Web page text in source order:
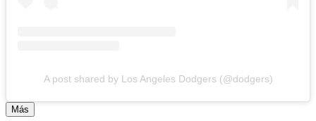
A post shared by Los Angeles Dodgers (@dodgers)
Más